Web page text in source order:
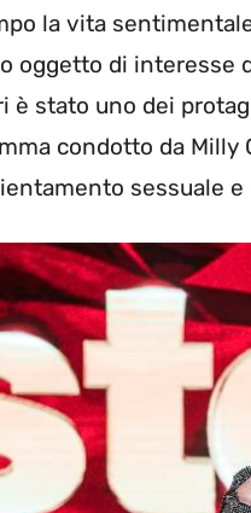
la vita
oggetto di interesse
è stato uno dei
condotto da Milly
sessuale